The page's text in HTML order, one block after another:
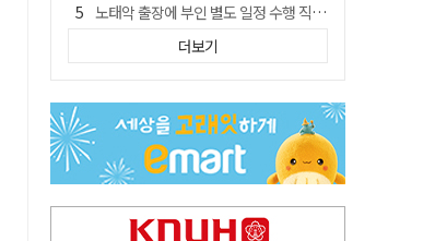
노태악 출장에 부인 별도 일정 수행 직원도…보고서엔 '공식일정 참석'
'외도 의심' 아내 화장실에 묶고 불에 달군 공구로 고문…남편 검거
통합 고속철 할인 '반짝 3년'…이후 요금 도로 오른다?
한국 축구, 심판 성접대 경기서 '무패'…당시 올림픽 감독은 홍명보 [영상]
경찰, 9월 초부터 상피제 전격 실시…가족 사건 수사 못해
더보기